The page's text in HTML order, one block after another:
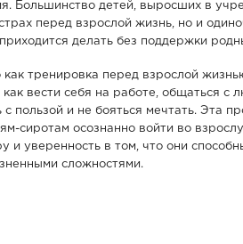
Большинство детей, выросших в
перед взрослой жизнь, но и
делать без поддержки
как тренировка перед взрослой
вести себя на работе, общаться с
пользой и не бояться мечтать. Эта
сиротам осознанно войти во
и уверенность в том, что они
сложностями.